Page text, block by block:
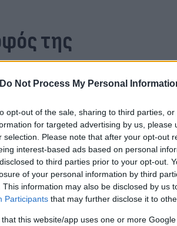
Do Not Process My Personal
opt-out of the sale, sharing to third parties,
for targeted advertising by us, please
selection. Please note that after your opt-out
interest-based ads based on personal
to third parties prior to your opt-out.
of your personal information by third
This information may also be disclosed by us
Participants that may further disclose it to
that this website/app uses one or more
της
αγνοείται, αναζητούν ως